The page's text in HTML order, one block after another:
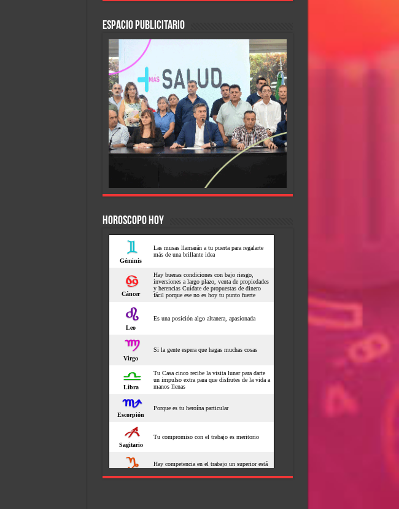
ESPACIO PUBLICITARIO
HOROSCOPO HOY